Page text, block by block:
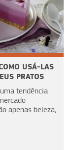
USÁ-LAS
PRATOS
tendência
apenas beleza,